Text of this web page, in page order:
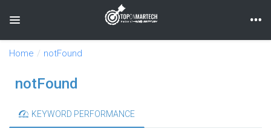
Toggle navigation
Home notFound
notFound
KEYWORD PERFORMANCE